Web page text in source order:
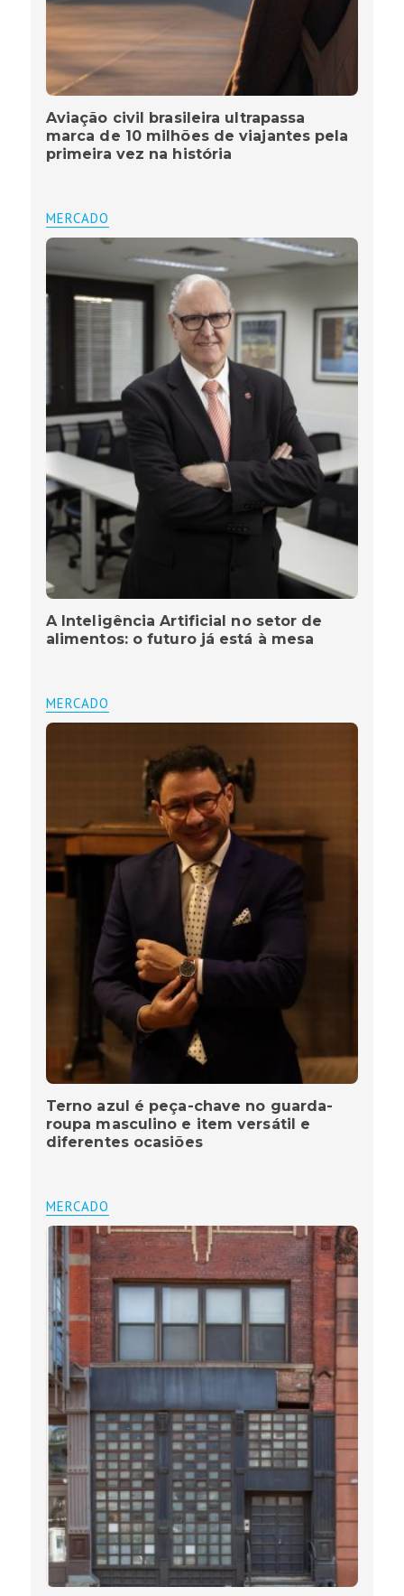
Aviação civil brasileira ultrapassa
marca de 10 milhões de viajantes pela
primeira vez na história
MERCADO
A Inteligência Artificial no setor de
alimentos: o futuro já está à mesa
MERCADO
Terno azul é peça-chave no guarda-
roupa masculino e item versátil e
diferentes ocasiões
MERCADO